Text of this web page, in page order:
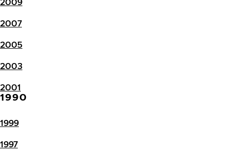
2007
2005
2003
2001
1990
1999
1997